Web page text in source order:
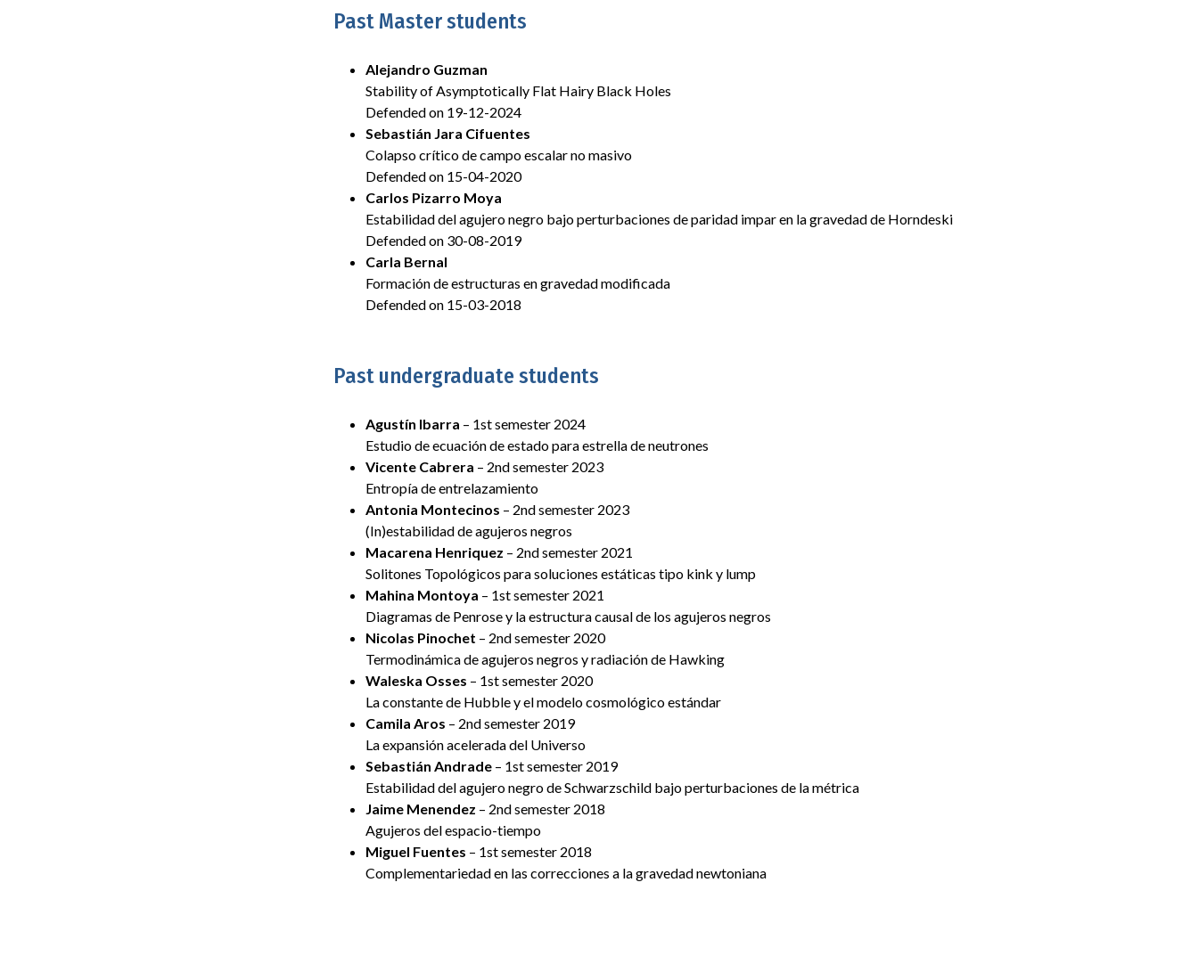
Past Master students
Alejandro Guzman
Stability of Asymptotically Flat Hairy Black Holes
Defended on 19-12-2024
Sebastián Jara Cifuentes
Colapso crítico de campo escalar no masivo
Defended on 15-04-2020
Carlos Pizarro Moya
Estabilidad del agujero negro bajo perturbaciones de paridad impar en la gravedad de Horndeski
Defended on 30-08-2019
Carla Bernal
Formación de estructuras en gravedad modificada
Defended on 15-03-2018
Past undergraduate students
Agustín Ibarra – 1st semester 2024
Estudio de ecuación de estado para estrella de neutrones
Vicente Cabrera – 2nd semester 2023
Entropía de entrelazamiento
Antonia Montecinos – 2nd semester 2023
(In)estabilidad de agujeros negros
Macarena Henriquez – 2nd semester 2021
Solitones Topológicos para soluciones estáticas tipo kink y lump
Mahina Montoya – 1st semester 2021
Diagramas de Penrose y la estructura causal de los agujeros negros
Nicolas Pinochet – 2nd semester 2020
Termodinámica de agujeros negros y radiación de Hawking
Waleska Osses – 1st semester 2020
La constante de Hubble y el modelo cosmológico estándar
Camila Aros – 2nd semester 2019
La expansión acelerada del Universo
Sebastián Andrade – 1st semester 2019
Estabilidad del agujero negro de Schwarzschild bajo perturbaciones de la métrica
Jaime Menendez – 2nd semester 2018
Agujeros del espacio-tiempo
Miguel Fuentes – 1st semester 2018
Complementariedad en las correcciones a la gravedad newtoniana